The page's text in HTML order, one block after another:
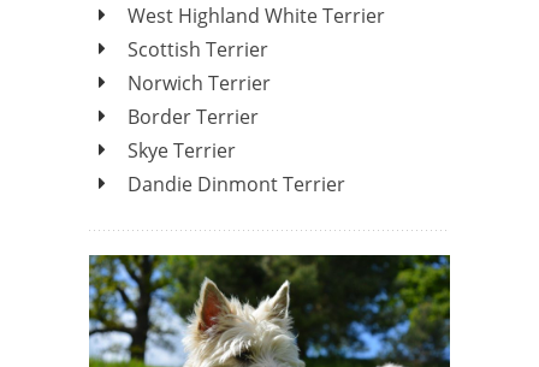
West Highland White Terrier
Scottish Terrier
Norwich Terrier
Border Terrier
Skye Terrier
Dandie Dinmont Terrier